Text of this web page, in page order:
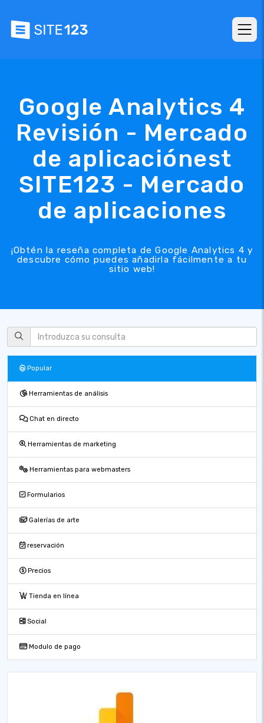
Google Analytics 4
Revisión - Mercado
de aplicaciónest
SITE123 - Mercado
de aplicaciones
¡Obtén la reseña completa de Google Analytics 4 y
descubre cómo puedes añadirla fácilmente a tu
sitio web!
Popular
Herramientas de análisis
Chat en directo
Herramientas de marketing
Herramientas para webmasters
Formularios
Galerías de arte
reservación
Precios
Tienda en línea
Social
Modulo de pago